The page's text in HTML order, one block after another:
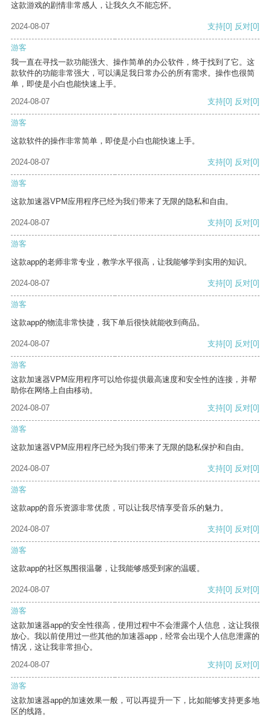
这款游戏的剧情非常感人，让我久久不能忘怀。
2024-08-07 支持[0] 反对[0]
游客
我一直在寻找一款功能强大、操作简单的办公软件，终于找到了它。这
款软件的功能非常强大，可以满足我日常办公的所有需求。操作也很简
单，即使是小白也能快速上手。
2024-08-07
支持[0] 反对[0]
游客
这款软件的操作非常简单，即使是小白也能快速上手。
2024-08-07 支持[0] 反对[0]
游客
这款加速器VPM应用程序已经为我们带来了无限的隐私和自由。
2024-08-07 支持[0] 反对[0]
游客
这款app的老师非常专业，教学水平很高，让我能够学到实用的知识。
2024-08-07 支持[0] 反对[0]
游客
这款app的物流非常快捷，我下单后很快就能收到商品。
2024-08-07 支持[0] 反对[0]
游客
这款加速器VPM应用程序可以给你提供最高速度和安全性的连接，并帮
助你在网络上自由移动。
2024-08-07
支持[0] 反对[0]
游客
这款加速器VPM应用程序已经为我们带来了无限的隐私保护和自由。
2024-08-07 支持[0] 反对[0]
游客
这款app的音乐资源非常优质，可以让我尽情享受音乐的魅力。
2024-08-07 支持[0] 反对[0]
游客
这款app的社区氛围很温馨，让我能够感受到家的温暖。
2024-08-07 支持[0] 反对[0]
游客
这款加速器app的安全性很高，使用过程中不会泄露个人信息，这让我很
放心。我以前使用过一些其他的加速器app，经常会出现个人信息泄露的
情况，这让我非常担心。
2024-08-07
支持[0] 反对[0]
游客
这款加速器app的加速效果一般，可以再提升一下，比如能够支持更多地
区的线路。